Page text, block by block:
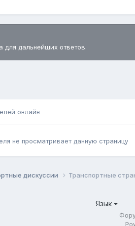
для дальнейших ответов.
онлайн
не просматривает данную страницу
дискуссии Транспортные
Язык